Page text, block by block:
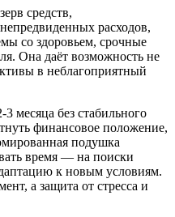
средств,
расходов,
со здоровьем, срочные
Она даёт возможность не
в неблагоприятный
месяца без стабильного
финансовое положение,
подушка
время — на поиски
к новым условиям.
а защита от стресса и